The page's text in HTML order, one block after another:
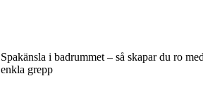
Spakänsla i badrummet – så skapar du ro med
enkla grepp